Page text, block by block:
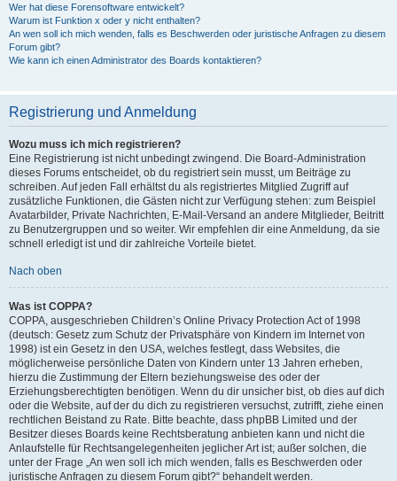
Wer hat diese Forensoftware entwickelt?
Warum ist Funktion x oder y nicht enthalten?
An wen soll ich mich wenden, falls es Beschwerden oder juristische Anfragen zu diesem
Forum gibt?
Wie kann ich einen Administrator des Boards kontaktieren?
Registrierung und Anmeldung
Wozu muss ich mich registrieren?
Eine Registrierung ist nicht unbedingt zwingend. Die Board-Administration
dieses Forums entscheidet, ob du registriert sein musst, um Beiträge zu
schreiben. Auf jeden Fall erhältst du als registriertes Mitglied Zugriff auf
zusätzliche Funktionen, die Gästen nicht zur Verfügung stehen: zum Beispiel
Avatarbilder, Private Nachrichten, E-Mail-Versand an andere Mitglieder, Beitritt
zu Benutzergruppen und so weiter. Wir empfehlen dir eine Anmeldung, da sie
schnell erledigt ist und dir zahlreiche Vorteile bietet.
Nach oben
Was ist COPPA?
COPPA, ausgeschrieben Children’s Online Privacy Protection Act of 1998
(deutsch: Gesetz zum Schutz der Privatsphäre von Kindern im Internet von
1998) ist ein Gesetz in den USA, welches festlegt, dass Websites, die
möglicherweise persönliche Daten von Kindern unter 13 Jahren erheben,
hierzu die Zustimmung der Eltern beziehungsweise des oder der
Erziehungsberechtigten benötigen. Wenn du dir unsicher bist, ob dies auf dich
oder die Website, auf der du dich zu registrieren versuchst, zutrifft, ziehe einen
rechtlichen Beistand zu Rate. Bitte beachte, dass phpBB Limited und der
Besitzer dieses Boards keine Rechtsberatung anbieten kann und nicht die
Anlaufstelle für Rechtsangelegenheiten jeglicher Art ist; außer solchen, die
unter der Frage „An wen soll ich mich wenden, falls es Beschwerden oder
juristische Anfragen zu diesem Forum gibt?“ behandelt werden.